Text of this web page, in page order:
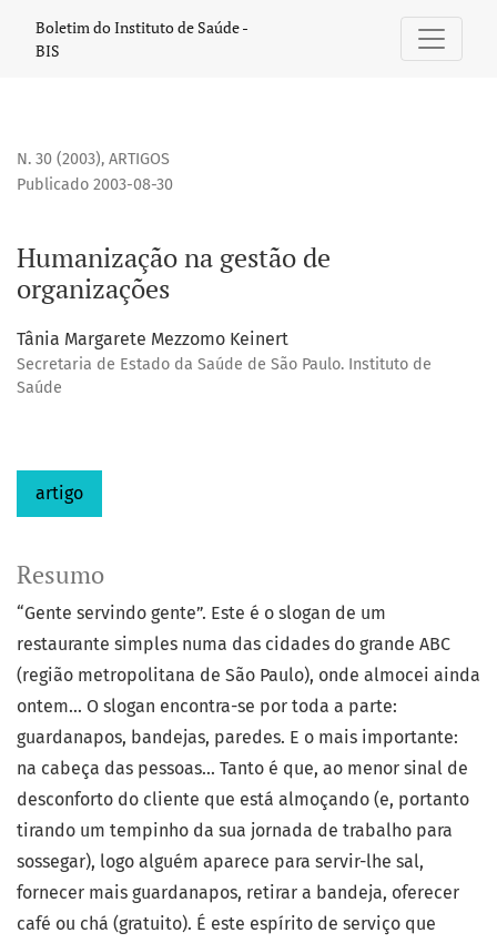
Boletim do Instituto de Saúde -
BIS
N. 30 (2003), ARTIGOS
Humanização na gestão de
organizações
Publicado 2003-08-30
Tânia Margarete Mezzomo Keinert
Secretaria de Estado da Saúde de São Paulo. Instituto de
Saúde
artigo
Resumo
“Gente servindo gente”. Este é o slogan de um
restaurante simples numa das cidades do grande ABC
(região metropolitana de São Paulo), onde almocei ainda
ontem... O slogan encontra-se por toda a parte:
guardanapos, bandejas, paredes. E o mais importante:
na cabeça das pessoas... Tanto é que, ao menor sinal de
desconforto do cliente que está almoçando (e, portanto
tirando um tempinho da sua jornada de trabalho para
sossegar), logo alguém aparece para servir-lhe sal,
fornecer mais guardanapos, retirar a bandeja, oferecer
café ou chá (gratuito). É este espírito de serviço que